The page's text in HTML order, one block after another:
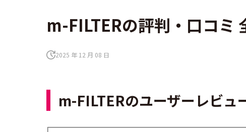
m-FILTERの評判・口コミ
2025 年 12 月 08 日
m-FILTERのユーザーレビュ